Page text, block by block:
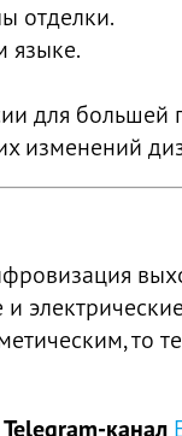
отделки.
языке.
для большей
изменений
то
Telegram-канал